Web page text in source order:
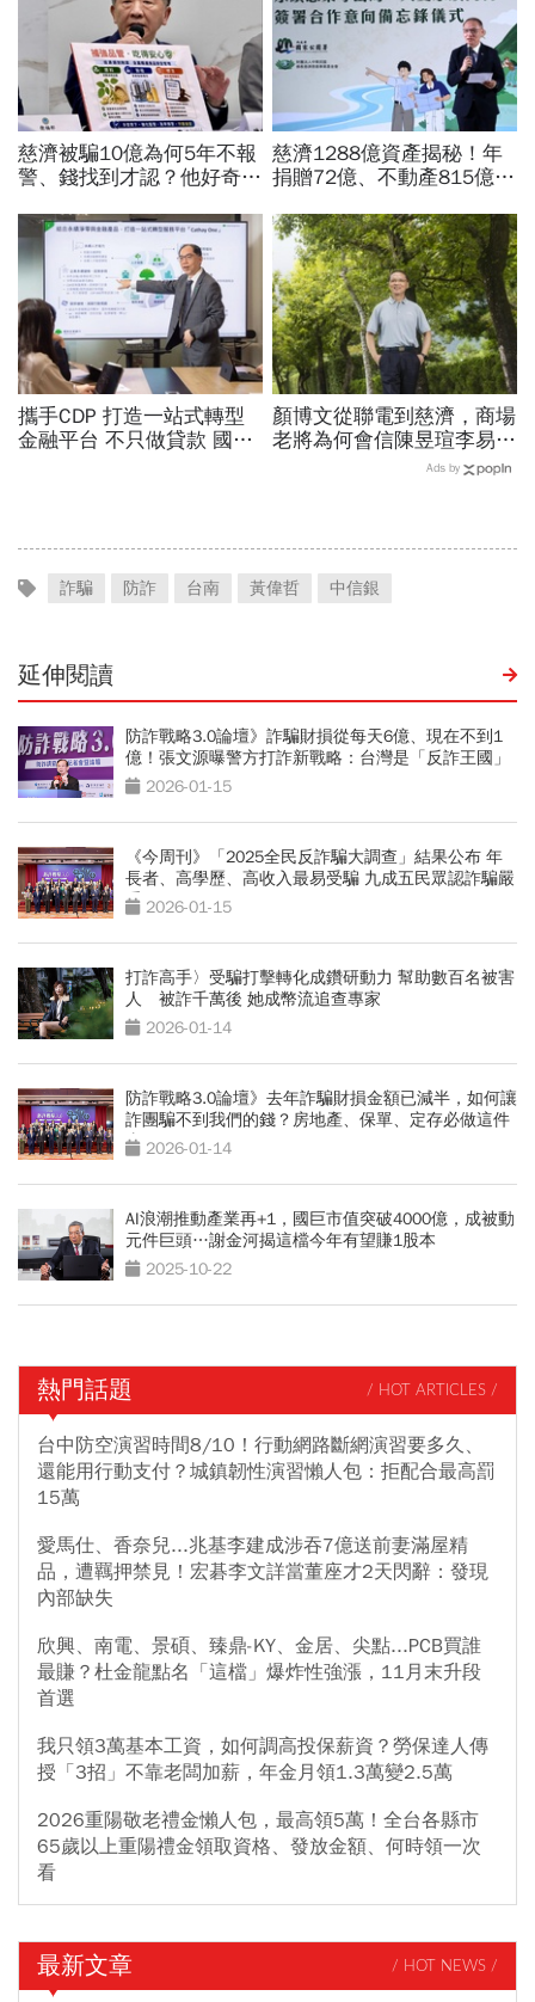
慈濟被騙10億為何5年不報
警、錢找到才認？他好奇：
「擋疫苗」黑鍋只求1件事
慈濟1288億資產揭秘！年
捐贈72億、不動產815億…
採購經過，他拆解信件批越
描越黑
攜手CDP 打造一站式轉型
金融平台 不只做貸款 國泰
顏博文從聯電到慈濟，商場
老將為何會信陳昱瑄李易
儒、豪給10億？慈濟發
Ads by
詐騙 防詐 台南 黃偉哲 中信銀
延伸閱讀
防詐戰略3.0論壇》詐騙財損從每天6億、現在不到1
億！張文源曝警方打詐新戰略：台灣是「反詐王國」
2026-01-15
《今周刊》「2025全民反詐騙大調查」結果公布 年
長者、高學歷、高收入最易受騙 九成五民眾認詐騙嚴
重 2026-01-15
打詐高手〉受騙打擊轉化成鑽研動力 幫助數百名被害
人 被詐千萬後 她成幣流追查專家
2026-01-14
防詐戰略3.0論壇》去年詐騙財損金額已減半，如何讓
詐團騙不到我們的錢？房地產、保單、定存必做這件
事 2026-01-14
AI浪潮推動產業再+1，國巨市值突破4000億，成被動
元件巨頭…謝金河揭這檔今年有望賺1股本
2025-10-22
熱門話題 / HOT ARTICLES /
台中防空演習時間8/10！行動網路斷網演習要多久、
還能用行動支付？城鎮韌性演習懶人包：拒配合最高罰
15萬
愛馬仕、香奈兒...兆基李建成涉吞7億送前妻滿屋精
品，遭羈押禁見！宏碁李文詳當董座才2天閃辭：發現
內部缺失
欣興、南電、景碩、臻鼎-KY、金居、尖點...PCB買誰
最賺？杜金龍點名「這檔」爆炸性強漲，11月末升段
首選
我只領3萬基本工資，如何調高投保薪資？勞保達人傳
授「3招」不靠老闆加薪，年金月領1.3萬變2.5萬
2026重陽敬老禮金懶人包，最高領5萬！全台各縣市
65歲以上重陽禮金領取資格、發放金額、何時領一次
看
最新文章 / HOT NEWS /